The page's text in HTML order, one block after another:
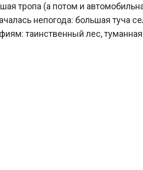
тропа (а потом и
непогода: большая туча
таинственный лес,